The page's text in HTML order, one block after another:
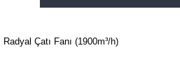
Çatı Fanı (1900m³/h)